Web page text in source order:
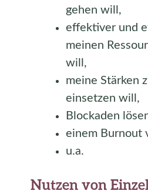
gehen will,
effektiver und
meinen
will,
meine Stärken
einsetzen will,
Blockaden
einem Burnout
u.a.
Nutzen von